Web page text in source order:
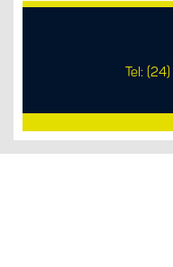
Tel: